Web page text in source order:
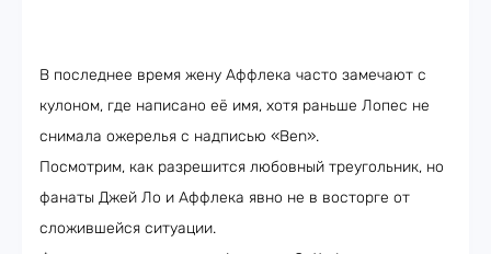
В последнее время жену Аффлека часто замечают с
кулоном, где написано её имя, хотя раньше Лопес не
снимала ожерелья с надписью «Ben».
Посмотрим, как разрешится любовный треугольник, но
фанаты Джей Ло и Аффлека явно не в восторге от
сложившейся ситуации.